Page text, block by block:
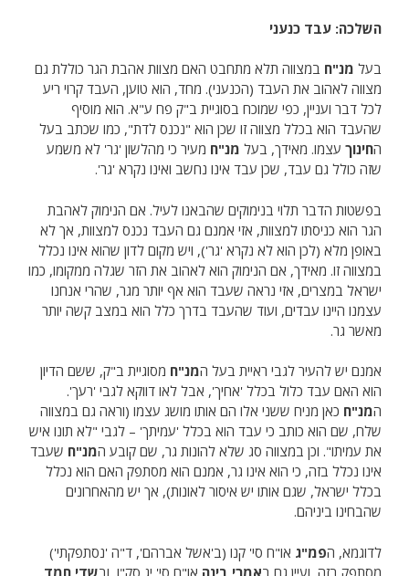
השלכה: עבד כנעני
בעל מנ"ח במצווה תלא מתחבט האם מצוות אהבת הגר כוללת גם
מצווה לאהוב את העבד (הכנעני). מחד, הוא טוען, העבד קרוי ריע
לכל דבר ועניין, כפי שמוכח בסוגיית ב"ק פח ע"א. הוא מוסיף
שהעבד הוא בכלל מצווה זו שכן הוא "נכנס לדת", כמו שכתב בעל
החינוך עצמו. מאידך, בעל מנ"ח מעיר כי מהלשון 'גר' לא משמע
שזה כולל גם עבד, שכן עבד אינו נחשב ואינו נקרא 'גר'.
בפשטות הדבר תלוי בנימוקים שהבאנו לעיל. אם הנימוק לאהבת
הגר הוא כניסתו למצוות, אזי אמנם גם העבד נכנס למצוות, אך לא
באופן מלא (לכן הוא לא נקרא 'גר'), ויש מקום לדון שהוא אינו נכלל
במצווה זו. מאידך, אם הנימוק הוא לאהוב את הזר שגלה ממקומו, כמו
ישראל במצרים, אזי נראה שעבד הוא אף יותר מגר, שהרי אנחנו
עצמנו היינו עבדים, ועוד שהעבד בדרך כלל הוא במצב קשה יותר
מאשר גר.
אמנם יש להעיר לגבי ראיית בעל המנ"ח מסוגיית ב"ק, ששם הדיון
הוא האם עבד כלול בכלל 'אחיך', אבל לאו דווקא לגבי 'רעך'.
המנ"ח כאן מניח ששני אלו הם אותו מושג עצמו (וראה גם במצווה
שלח, שם הוא כותב כי עבד הוא בכלל 'עמיתך' – לגבי "לא תונו איש
את עמיתו". וכן במצווה סג שלא להונות גר, שם קובע המנ"ח שעבד
אינו נכלל בזה, כי הוא אינו גר, אמנם הוא מסתפק האם הוא נכלל
בכלל ישראל, שגם אותו יש איסור לאונות), אך יש מהאחרונים
שהבחינו ביניהם.
לדוגמא, הפמ"ג או"ח סי' קנו (ב'אשל אברהם', ד"ה 'נסתפקתי')
מסתפק בזה, ועיין גם באמרי בינה או"ח סי' יג סק"ו, ובשדי חמד,